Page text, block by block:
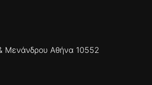
Μενάνδρου Αθήνα 10552